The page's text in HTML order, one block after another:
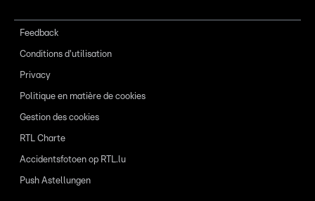
Feedback
Conditions d'utilisation
Privacy
Politique en matière de cookies
Gestion des cookies
RTL Charte
Accidentsfotoen op RTL.lu
Push Astellungen